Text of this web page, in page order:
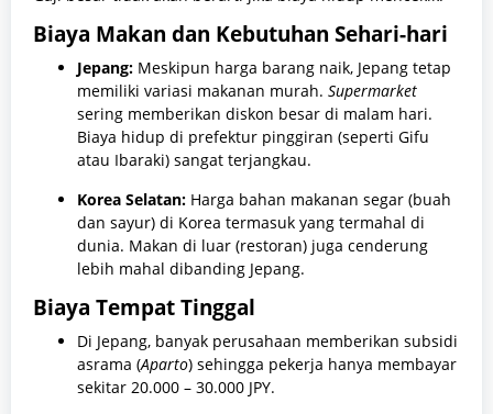
Biaya Makan dan Kebutuhan Sehari-hari
Jepang: Meskipun harga barang naik, Jepang tetap
memiliki variasi makanan murah. Supermarket
sering memberikan diskon besar di malam hari.
Biaya hidup di prefektur pinggiran (seperti Gifu
atau Ibaraki) sangat terjangkau.
Korea Selatan: Harga bahan makanan segar (buah
dan sayur) di Korea termasuk yang termahal di
dunia. Makan di luar (restoran) juga cenderung
lebih mahal dibanding Jepang.
Biaya Tempat Tinggal
Di Jepang, banyak perusahaan memberikan subsidi
asrama (Aparto) sehingga pekerja hanya membayar
sekitar 20.000 – 30.000 JPY.